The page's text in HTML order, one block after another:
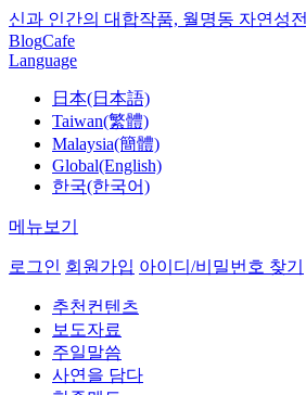
신과 인간의 대합작품, 월명동 자연성전
BlogCafe
Language
日本(日本語)
Taiwan(繁體)
Malaysia(簡體)
Global(English)
한국(한국어)
메뉴보기
로그인 회원가입 아이디/비밀번호 찾기
추천컨텐츠
보도자료
주일말씀
사연을 담다